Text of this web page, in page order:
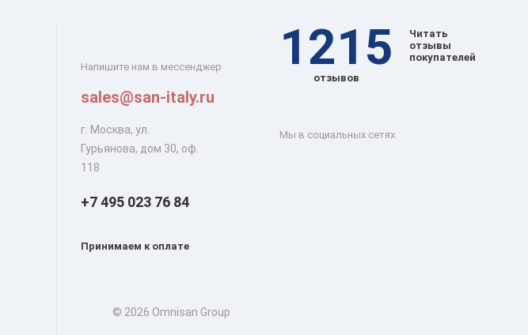
Напишите нам в мессенджер
sales@san-italy.ru
г. Москва, ул.
Гурьянова, дом 30, оф.
118
+7 495 023 76 84
1215
отзывов
Читать
отзывы
покупателей
Мы в социальных сетях
Принимаем к оплате
© 2026 Omnisan Group